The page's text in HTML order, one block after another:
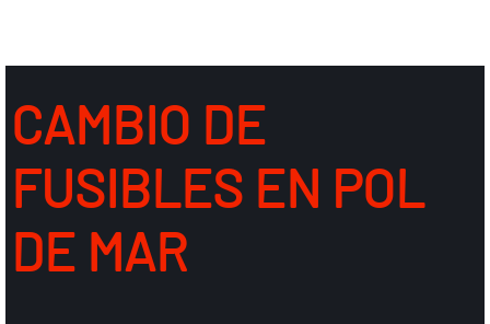
CAMBIO DE
FUSIBLES EN POL
DE MAR